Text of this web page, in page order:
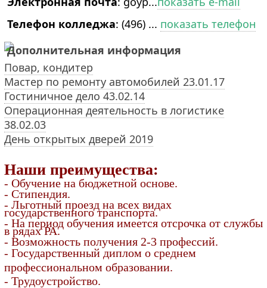
Телефон колледжа: (496) ... показать телефон
Дополнительная информация
Повар, кондитер
Мастер по ремонту автомобилей 23.01.17
Гостиничное дело 43.02.14
Операционная деятельность в логистике
38.02.03
День открытых дверей 2019
Наши преимущества:
- Обучение на бюджетной основе.
- Стипендия.
- Льготный проезд на всех видах
государственного транспорта.
- На период обучения имеется отсрочка от службы
в рядах РА.
- Возможность получения 2-3 профессий.
- Государственный диплом о среднем
профессиональном образовании.
- Трудоустройство.